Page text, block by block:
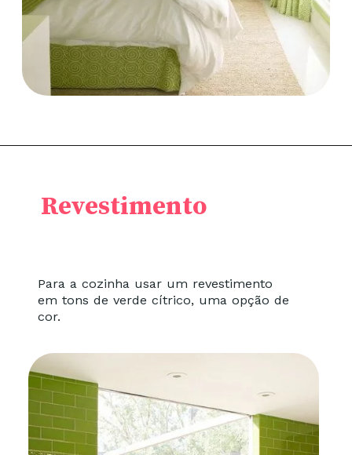
Para a cozinha usar um revestimento
em tons de verde cítrico, uma opção de
cor.
Revestimento